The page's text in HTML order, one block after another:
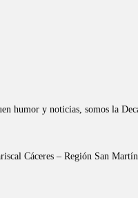
humor y noticias, somos la
Cáceres – Región San